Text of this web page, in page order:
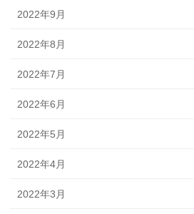
2022年9月
2022年8月
2022年7月
2022年6月
2022年5月
2022年4月
2022年3月